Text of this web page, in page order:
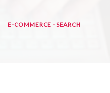
E-COMMERCE -SEARCH